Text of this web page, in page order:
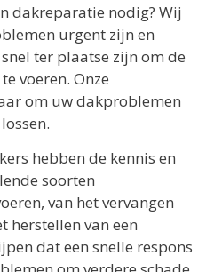
dakreparatie nodig? Wij
urgent zijn en
ter plaatse zijn om de
voeren. Onze
om uw dakproblemen
hebben de kennis en
soorten
van het vervangen
herstellen van een
dat een snelle respons